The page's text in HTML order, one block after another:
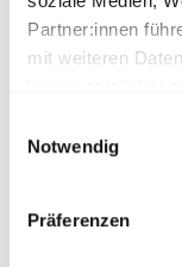
Partner:innen
mit weiteren
Notwendig
Präferenzen